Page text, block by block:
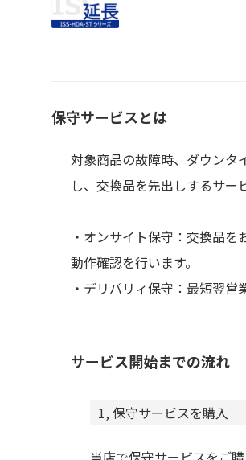
保守サービスとは
対象商品の故障時、 ダウンタ
し、交換品を先出しするサー
・オンサイト保守：交換品
動作確認を行います。
・デリバリィ保守：最短翌営
サービス開始までの流れ
1, 保守サービスを購入